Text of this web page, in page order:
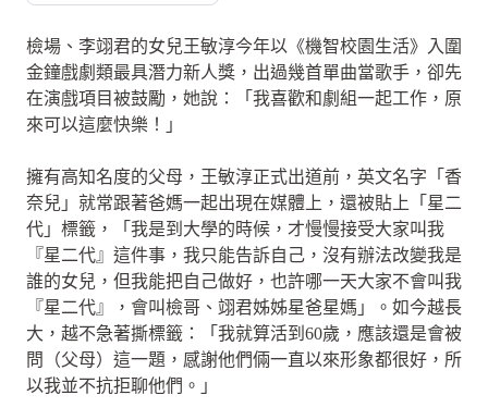
檢場、李翊君的女兒王敏淳今年以《機智校園生活》入圍
金鐘戲劇類最具潛力新人獎，出過幾首單曲當歌手，卻先
在演戲項目被鼓勵，她說：「我喜歡和劇組一起工作，原
來可以這麼快樂！」
擁有高知名度的父母，王敏淳正式出道前，英文名字「香
奈兒」就常跟著爸媽一起出現在媒體上，還被貼上「星二
代」標籤，「我是到大學的時候，才慢慢接受大家叫我
『星二代』這件事，我只能告訴自己，沒有辦法改變我是
誰的女兒，但我能把自己做好，也許哪一天大家不會叫我
『星二代』，會叫檢哥、翊君姊姊星爸星媽」。如今越長
大，越不急著撕標籤：「我就算活到60歲，應該還是會被
問（父母）這一題，感謝他們倆一直以來形象都很好，所
以我並不抗拒聊他們。」